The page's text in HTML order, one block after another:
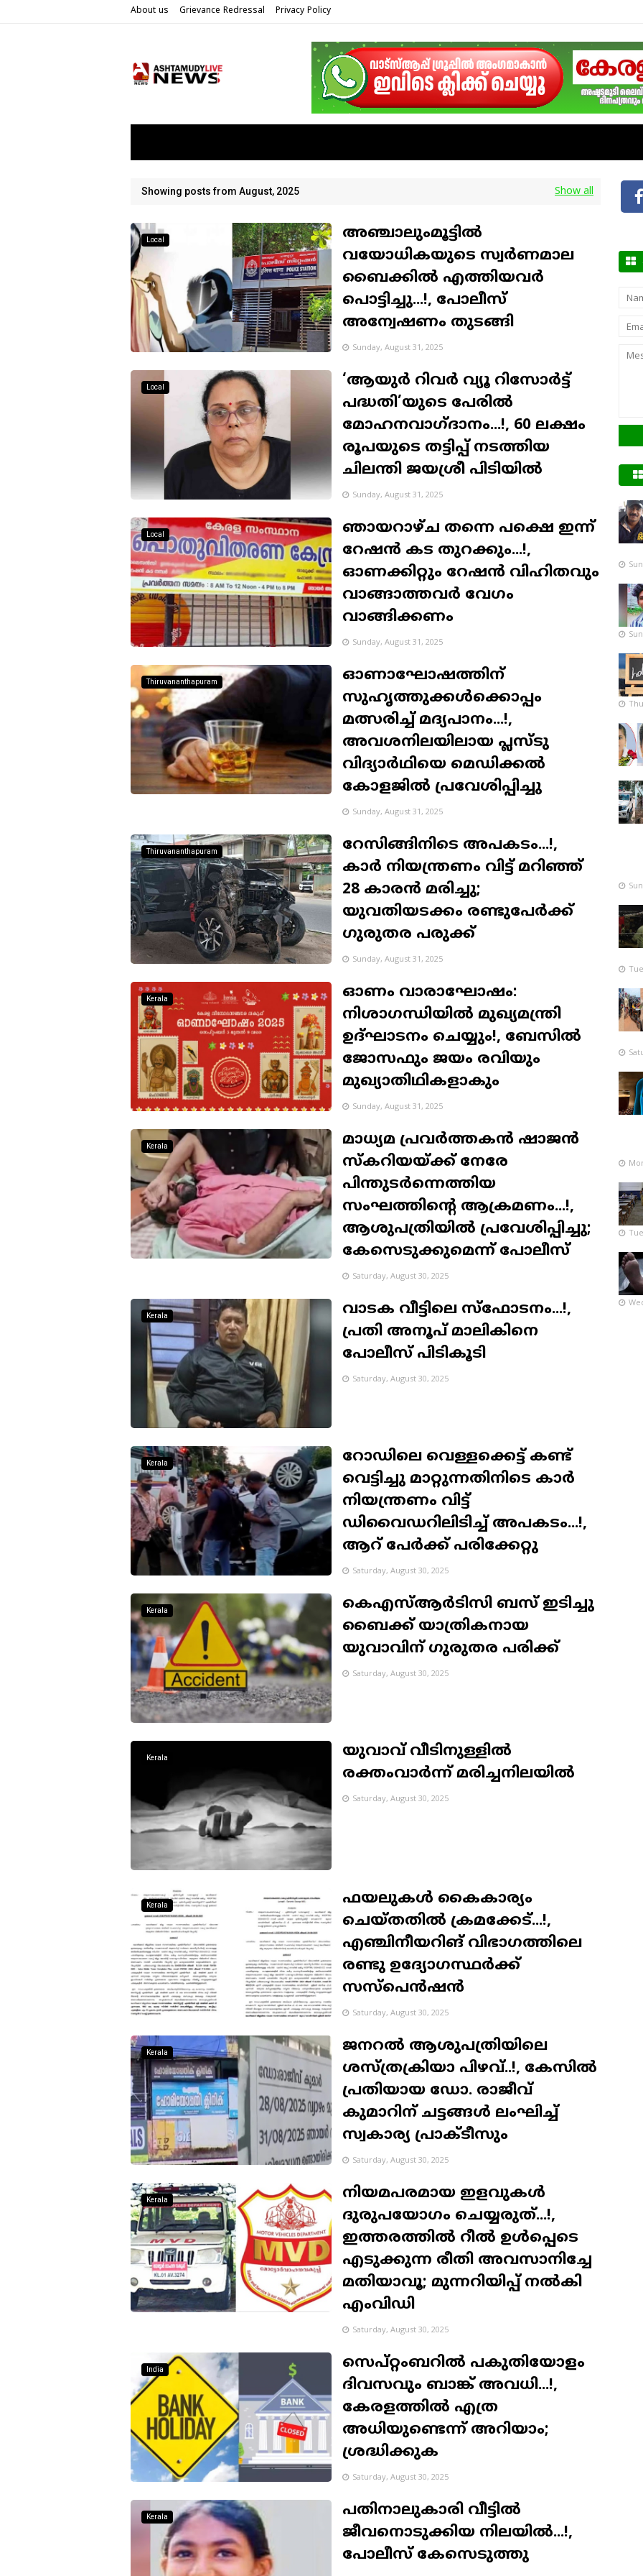
About us Grievance Redressal Privacy Policy
Showing posts from August, 2025 Show all
Local
അഞ്ചാലുംമൂട്ടിൽ
വയോധികയുടെ സ്വർണമാല
ബൈക്കിൽ എത്തിയവർ
പൊട്ടിച്ചു...!, പോലീസ്
അന്വേഷണം തുടങ്ങി
Sunday, August 31, 2025
Local
‘ആയുർ റിവർ വ്യൂ റിസോർട്ട്
പദ്ധതി’യുടെ പേരിൽ
മോഹനവാഗ്ദാനം...!, 60 ലക്ഷം
രൂപയുടെ തട്ടിപ്പ് നടത്തിയ
ചിലന്തി ജയശ്രീ പിടിയിൽ
Sunday, August 31, 2025
Local
ഞായറാഴ്ച തന്നെ പക്ഷെ ഇന്ന്
റേഷൻ കട തുറക്കും...!,
ഓണക്കിറ്റും റേഷൻ വിഹിതവും
വാങ്ങാത്തവർ വേഗം
വാങ്ങിക്കണം
Sunday, August 31, 2025
Thiruvananthapuram
ഓണാഘോഷത്തിന്
സുഹൃത്തുക്കൾക്കൊപ്പം
മത്സരിച്ച് മദ്യപാനം...!,
അവശനിലയിലായ പ്ലസ്ടു
വിദ്യാർഥിയെ മെഡിക്കൽ
കോളജിൽ പ്രവേശിപ്പിച്ചു
Sunday, August 31, 2025
Thiruvananthapuram
റേസിങ്ങിനിടെ അപകടം...!,
കാർ നിയന്ത്രണം വിട്ട് മറിഞ്ഞ്
28 കാരൻ മരിച്ചു;
യുവതിയടക്കം രണ്ടുപേർക്ക്
ഗുരുതര പരുക്ക്
Sunday, August 31, 2025
Kerala
ഓണം വാരാഘോഷം:
നിശാഗന്ധിയിൽ മുഖ്യമന്ത്രി
ഉദ്ഘാടനം ചെയ്യും!, ബേസിൽ
ജോസഫും ജയം രവിയും
മുഖ്യാതിഥികളാകും
Sunday, August 31, 2025
Kerala
മാധ്യമ പ്രവർത്തകൻ ഷാജൻ
സ്കറിയയ്ക്ക് നേരേ
പിന്തുടർന്നെത്തിയ
സംഘത്തിൻ്റെ ആക്രമണം...!,
ആശുപത്രിയിൽ പ്രവേശിപ്പിച്ചു;
കേസെടുക്കുമെന്ന് പോലീസ്
Saturday, August 30, 2025
Kerala
വാടക വീട്ടിലെ സ്‌ഫോടനം...!,
പ്രതി അനൂപ് മാലികിനെ
പോലീസ് പിടികൂടി
Saturday, August 30, 2025
Kerala
റോഡിലെ വെള്ളക്കെട്ട് കണ്ട്
വെട്ടിച്ചു മാറ്റുന്നതിനിടെ കാർ
നിയന്ത്രണം വിട്ട്
ഡിവൈഡറിലിടിച്ച് അപകടം...!,
ആറ് പേർക്ക് പരിക്കേറ്റു
Saturday, August 30, 2025
Kerala
കെഎസ്ആർടിസി ബസ് ഇടിച്ചു
ബൈക്ക് യാത്രികനായ
യുവാവിന് ഗുരുതര പരിക്ക്
Saturday, August 30, 2025
Kerala
യുവാവ് വീടിനുള്ളില്‍
രക്തംവാര്‍ന്ന് മരിച്ചനിലയില്‍
Saturday, August 30, 2025
Kerala
ഫയലുകൾ കൈകാര്യം
ചെയ്തതിൽ ക്രമക്കേട്...!,
എഞ്ചിനീയറിങ് വിഭാഗത്തിലെ
രണ്ടു ഉദ്യോഗസ്ഥർക്ക്
സസ്പെൻഷൻ
Saturday, August 30, 2025
Kerala
ജനറല്‍ ആശുപത്രിയിലെ
ശസ്ത്രക്രിയാ പിഴവ്..!, കേസില്‍
പ്രതിയായ ഡോ. രാജീവ്
കുമാറിന് ചട്ടങ്ങള്‍ ലംഘിച്ച്
സ്വകാര്യ പ്രാക്ടീസും
Saturday, August 30, 2025
Kerala
നിയമപരമായ ഇളവുകൾ
ദുരുപയോഗം ചെയ്യരുത്...!,
ഇത്തരത്തിൽ റീൽ ഉൾപ്പെടെ
എടുക്കുന്ന രീതി അവസാനിച്ചേ
മതിയാവൂ; മുന്നറിയിപ്പ് നൽകി
എംവിഡി
Saturday, August 30, 2025
India
സെപ്റ്റംബറില്‍ പകുതിയോളം
ദിവസവും ബാങ്ക് അവധി...!,
കേരളത്തില്‍ എത്ര
അധിയുണ്ടെന്ന് അറിയാം;
ശ്രദ്ധിക്കുക
Saturday, August 30, 2025
Kerala
പതിനാലുകാരി വീട്ടിൽ
ജീവനൊടുക്കിയ നിലയിൽ...!,
പോലീസ് കേസെടുത്തു